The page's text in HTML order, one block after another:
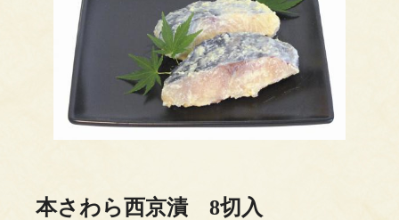
本さわら西京漬 8切入